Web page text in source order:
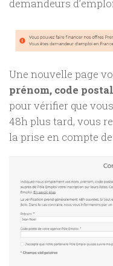
demandeurs
Une nouvelle page
prénom, code
pour vérifier que
48h plus tard, vous
la prise en compte